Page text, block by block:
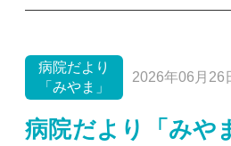
病院だより
「みやま」
2026年06月26
病院だより「みや